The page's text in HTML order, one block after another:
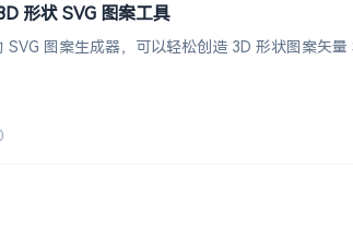
形状 SVG 图案工具
图案生成器，可以轻松创造 3D 形状图案矢